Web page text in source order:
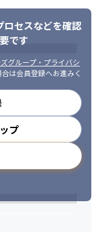
ロセスなどを確認
です
グループ・プライバシ
は会員登録へお進みく
プ